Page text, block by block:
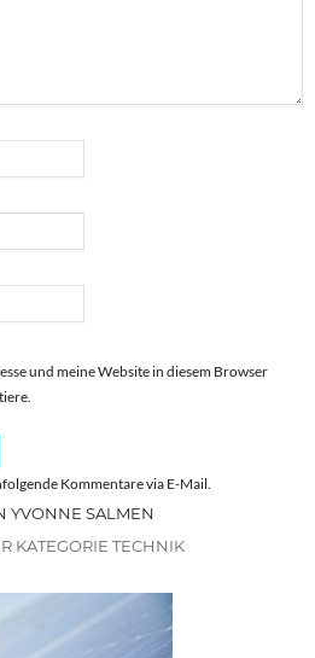
und meine Website in diesem Browser
Kommentare via E-Mail.
YVONNE SALMEN
KATEGORIE TECHNIK